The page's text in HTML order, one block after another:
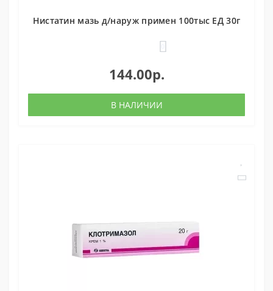
Нистатин мазь д/наруж примен 100тыс ЕД 30г
144.00р.
В НАЛИЧИИ